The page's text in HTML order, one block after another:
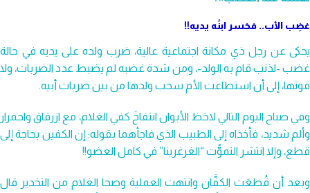
غضِب الأب.. فخسر ابنُه يديه!!
يحكى عن رجل ذي مكانة اجتماعية عالية، ضرب ولده على يديه في حالة
غضب -لذنب قام به الولد-، ومن شدة غضبه لم يضبط عدد الضربات، ولا
قوتها، إلى أن استطاعت الأم سحب ولدها من بين ضربات أبيه.
وفي صباح اليوم التالي لاحَظ الأبوان انتفاخَ كفي الغلام، مع ازرقاق واحمرار
وألم شديد، فأخذاه إلى الطبيب الذي فاجأهما بقوله: إن الكفين بحاجة إلى
قطع، وإلا انتشر التموُّت “الغرغرينا” في كامل العضو!!
وبعد أن قُطعَت الكفَّان وانتهت العملية وصحا الغلام من التخدير قال